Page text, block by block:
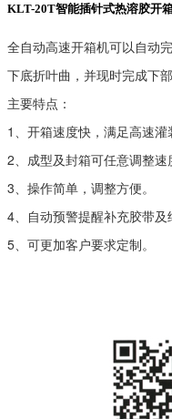
KLT-20T智能插针式热溶胶开
全自动高速开箱机可以自动完
下底折叶曲，并现时完成下部
主要特点：
1、开箱速度快，满足高速灌
2、成型及封箱可任意调整速
3、操作简单，调整方便。
4、自动预警提醒补充胶带及
5、可更加客户要求定制。